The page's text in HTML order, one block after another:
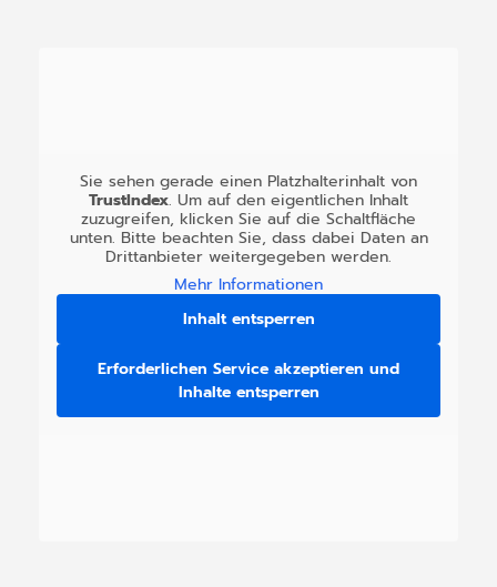
Sie sehen gerade einen Platzhalterinhalt von
TrustIndex. Um auf den eigentlichen Inhalt
zuzugreifen, klicken Sie auf die Schaltfläche
unten. Bitte beachten Sie, dass dabei Daten an
Drittanbieter weitergegeben werden.
Mehr Informationen
Inhalt entsperren
Erforderlichen Service akzeptieren und
Inhalte entsperren